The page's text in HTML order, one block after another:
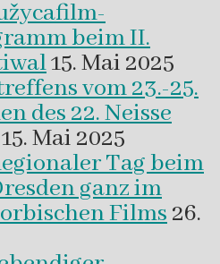
beim II.
15. Mai 2025
vom 23.-25.
des 22. Neisse
15. Mai 2025
Tag beim
ganz im
Films 26.